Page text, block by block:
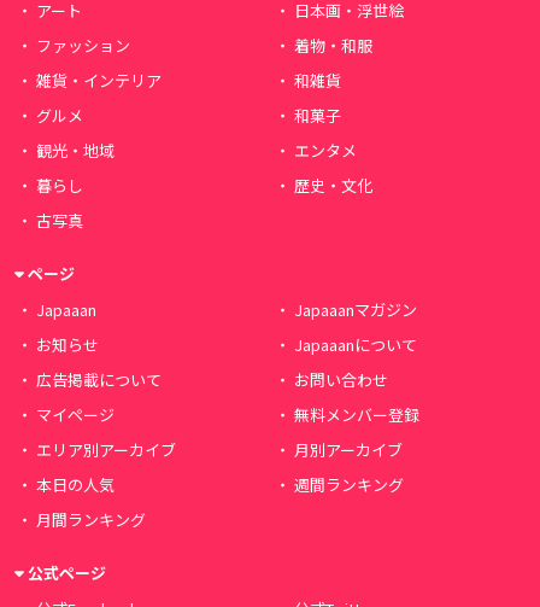
アート
日本画・浮世絵
ファッション
着物・和服
雑貨・インテリア
和雑貨
グルメ
和菓子
観光・地域
エンタメ
暮らし
歴史・文化
古写真
ページ
Japaaan
Japaaanマガジン
お知らせ
Japaaanについて
広告掲載について
お問い合わせ
マイページ
無料メンバー登録
エリア別アーカイブ
月別アーカイブ
本日の人気
週間ランキング
月間ランキング
公式ページ